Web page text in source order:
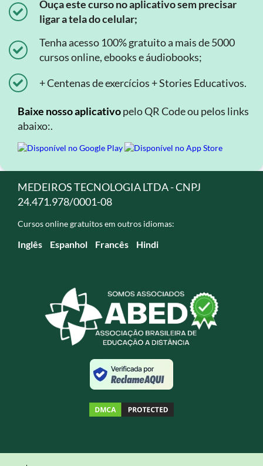
Ouça este curso no aplicativo sem precisar
ligar a tela do celular;
Tenha acesso 100% gratuito a mais de 5000
cursos online, ebooks e áudiobooks;
+ Centenas de exercícios + Stories Educativos.
Baixe nosso aplicativopelo QR Code ou pelos links
abaixo:.
MEDEIROS TECNOLOGIA LTDA - CNPJ
24.471.978/0001-08
Cursos online gratuitos em outros idiomas:
Inglês Espanhol Francês Hindi